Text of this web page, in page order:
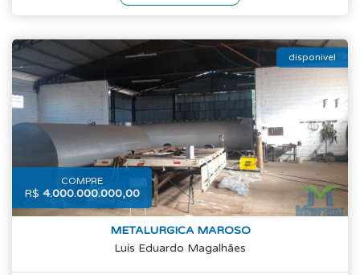
disponivel
COMPRE
R$ 4.000.000.000,00
METALURGICA MAROSO
Luís Eduardo Magalhães